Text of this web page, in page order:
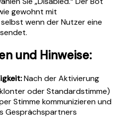
gewohnt mit
wenn der Nutzer eine
und Hinweise:
Nach der Aktivierung
oder Standardstimme)
Stimme kommunizieren und
Gesprächspartners